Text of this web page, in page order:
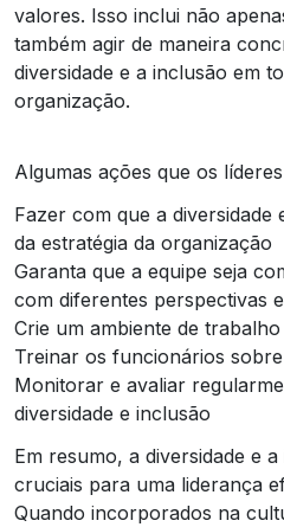
valores. Isso inclui não
também agir de maneira
diversidade e a inclusão em
organização.
Algumas ações que os
Fazer com que a diversidade
da estratégia da organização
Garanta que a equipe seja
com diferentes perspectivas
Crie um ambiente de
Treinar os funcionários
Monitorar e avaliar
diversidade e inclusão
Em resumo, a diversidade e
cruciais para uma liderança
Quando incorporados na